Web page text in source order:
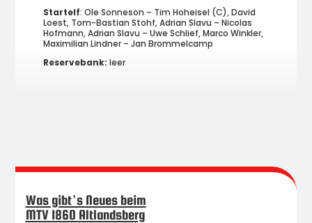
Startelf: Ole Sonneson – Tim Hoheisel (C), David
Loest, Tom-Bastian Stohf, Adrian Slavu – Nicolas
Hofmann, Adrian Slavu – Uwe Schlief, Marco Winkler,
Maximilian Lindner – Jan Brommelcamp
Reservebank:leer
Was gibt’s Neues beim
MTV 1860 Altlandsberg